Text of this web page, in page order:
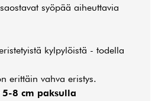
syöpää aiheuttavia
kylpylöistä - todella
erittäin vahva eristys.
5-8 cm paksulla